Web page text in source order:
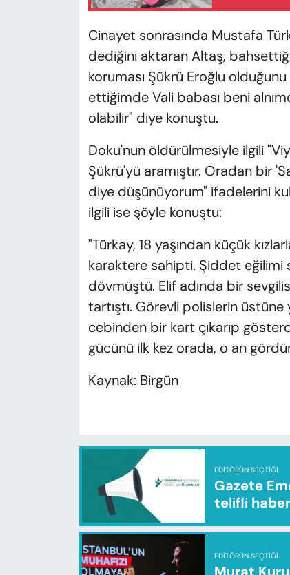
Cinayet sonrasında Mustafa
dediğini aktaran Altaş,
koruması Şükrü Eroğlu
ettiğimde Vali babası beni
olabilir" diye konuştu.
Doku'nun öldürülmesiyle ilgili
Şükrü'yü aramıştır. Oradan bir
diye düşünüyorum" ifadelerini
ilgili ise şöyle konuştu:
"Türkay, 18 yaşından küçük
karaktere sahipti. Şiddet eğilimi
dövmüştü. Elif adında bir
tartıştı. Görevli polislerin
cebinden bir kart çıkarıp
gücünü ilk kez orada, o an
Kaynak: Birgün
EDITÖRÜN SEÇTIĞI
Gazete
telifli haber
EDITÖRÜN SEÇTIĞI
Murat